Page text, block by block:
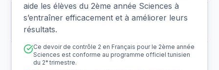
aide les élèves du 2ème année Sciences à
s’entraîner efficacement et à améliorer leurs
résultats.
Ce devoir de contrôle 2 en Français pour le 2ème année
Sciences est conforme au programme officiel tunisien
du 2ᵉ trimestre.